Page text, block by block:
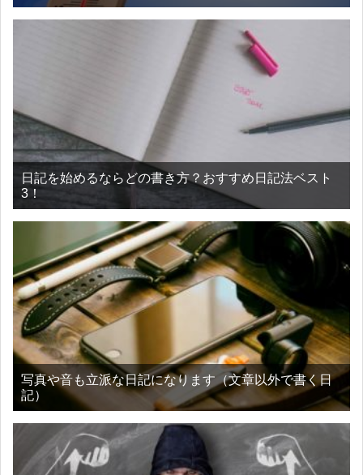
日記を始めるならどの書き方？おすすめ日記法ベスト
3！
写真や音も立派な日記になります（文章以外で書く日
記）